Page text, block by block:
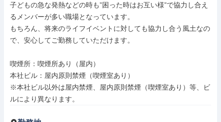
子どもの急な発熱などの時も”困った時はお互い様”で協力し合え
るメンバーが多い職場となっています。
もちろん、将来のライフイベントに対しても協力し合う風土なの
で、安心してご勤務していただけます。
喫煙所：喫煙所あり（屋内）
本社ビル：屋内原則禁煙（喫煙室あり）
※本社ビル以外は屋内禁煙、屋内原則禁煙（喫煙室あり）等、ビ
ルにより異なります。